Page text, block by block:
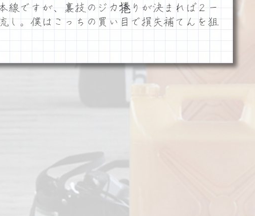
線ですが、裏技のジカ捲りが決まれば２ー
し。僕はこっちの買い目で損失補てんを狙